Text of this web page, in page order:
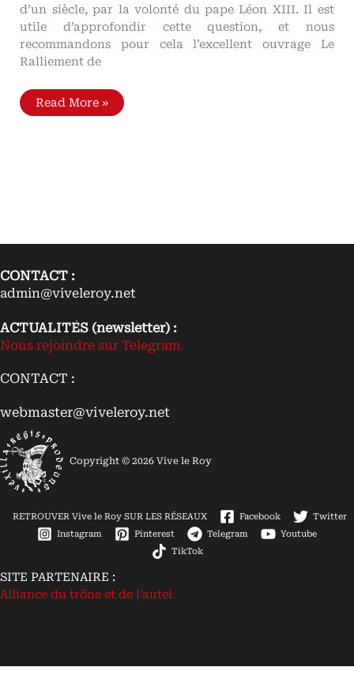
d’un siècle, par la volonté du pape Léon XIII. Il est
utile d’approfondir cette question, et nous
recommandons pour cela l’excellent ouvrage Le
Ralliement de
Le
Ralliement
XIII
comment
le
pape
sauve
antichrétienne
Read More »
CONTACT :
admin@viveleroy.net
ACTUALITÉS (newsletter) :
Nous rejoindre sur Telegram
CONTACT :
webmaster@viveleroy.net
Copyright © 2026 Vive le Roy
RETROUVER Vive le Roy SUR LES RÉSEAUX Facebook
Twitter
Instagram
Pinterest Telegram
Youtube
TikTok
SITE PARTENAIRE :
Alliance du trône et de l'autel